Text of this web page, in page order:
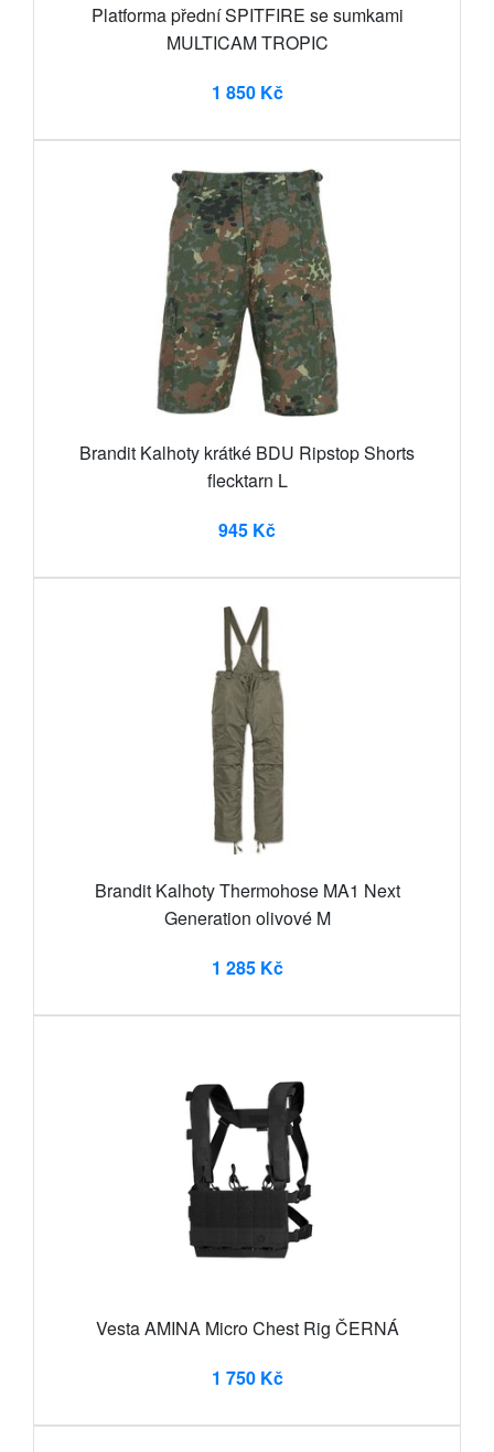
Platforma přední SPITFIRE se sumkami
MULTICAM TROPIC
1 850 Kč
Brandit Kalhoty krátké BDU Ripstop Shorts
flecktarn L
945 Kč
Brandit Kalhoty Thermohose MA1 Next
Generation olivové M
1 285 Kč
Vesta AMINA Micro Chest Rig ČERNÁ
1 750 Kč